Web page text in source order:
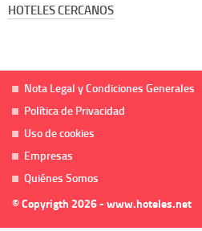
HOTELES CERCANOS
Nota Legal y Condiciones Generales
Política de Privacidad
Uso de cookies
Empresas
Quiénes Somos
© Copyrigth 2026 - www.hoteles.net